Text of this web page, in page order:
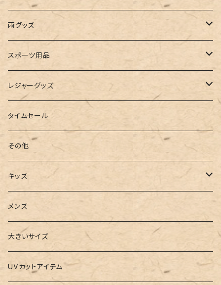
ビスチェ
その他
レースアップ
ルームシューズ
インソール
ローファー
リュック
ハンドバッグ
ボストンバッグ
オフショルダー
バンドゥ
タンキニ
キャミキニ
フィットネス
2点セット
3点セット
4点セット
5点セット
ユニセックス
マスクケース
帽子
ストール・マフラー
手袋
ポーチ
パスケース
ウォレット
カードケース
キーケース
メガネチェーン
雨グッズ
レインコート
スポーツ用品
トレーニング・スポーツウェア
トレーニンググッズ
ヨガウェア
ヨガソックス
ヨガグッズ
ヨガマット
レジャーグッズ
ビーチグッズ
タイムセール
その他
キッズ
Girls
水着
バレー
Boys
水着
グッズ
メンズ
大きいサイズ
UVカットアイテム